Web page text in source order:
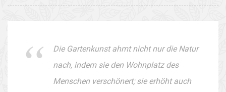
Die Gartenkunst ahmt nicht nur die Natur
nach, indem sie den Wohnplatz des
Menschen verschönert; sie erhöht auch